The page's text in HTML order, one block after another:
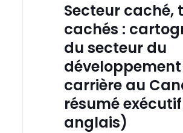
Secteur caché,
cachés :
du secteur du
carrière au
résumé
anglais)